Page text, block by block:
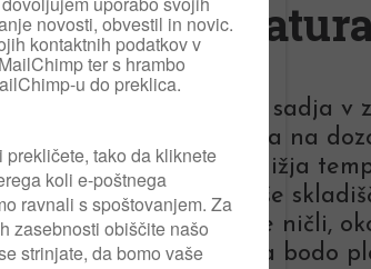
Osnova shranjevanju sadja v
temperatura. Ta vpliva na
skladiščnih bolezni. Nižja
procese in s tem daljše
temperatura čim bliže ničli,
V primeru zmrzovanja bodo